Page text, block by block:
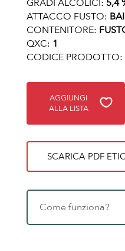
GRADI ALCOLICI: 5,4
ATTACCO FUSTO:
CONTENITORE:
QXC: 1
CODICE PRODOTTO:
AGGIUNGI
ALLA LISTA
SCARICA PDF
Come funziona?